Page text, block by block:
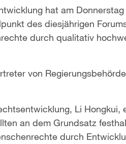
hat am
des diesjährigen
durch qualitativ
von
Li Hongkui,
an dem Grundsatz
durch